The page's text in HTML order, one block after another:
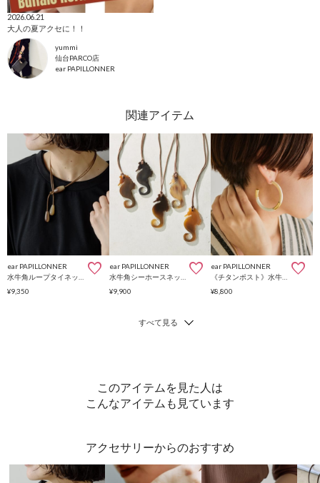
2026.06.21
大人の夏アクセに！！
yummi
仙台PARCO店
ear PAPILLONNER
ear PAPILLONNER
¥9,350
ear PAPILLONNER
¥9,900
ear PAPILLONNER
¥8,800
このアイテムを見た人は
こんなアイテムも見ています
アクセサリーからのおすすめ